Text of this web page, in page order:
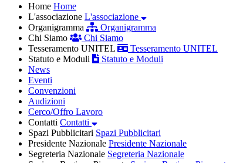
Home Home
L'associazione L'associazione
Organigramma
Organigramma
Chi Siamo
Chi Siamo
Tesseramento UNITEL
Tesseramento UNITEL
Statuto e Moduli
Statuto e Moduli
News
Eventi
Convenzioni
Audizioni
Cerco/Offro Lavoro
Contatti Contatti
Spazi Pubblicitari Spazi Pubblicitari
Presidente Nazionale Presidente Nazionale
Segreteria Nazionale Segreteria Nazionale